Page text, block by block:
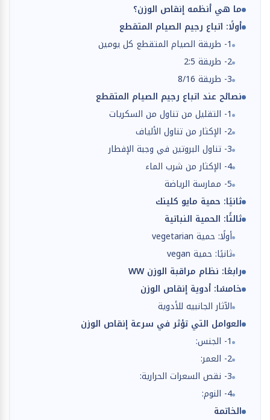
ما هي أنظمه إنقاص الوزن؟
أولًا: اتباع رجيم الصيام المتقطع
1- طريقة الصيام المتقطع كل يومين
2- طريقة 2:5
3- طريقة 8/16
نصائح عند اتباع رجيم الصيام المتقطع
1- التقليل من تناول من السكريات
2- الإكثار من تناول الألياف
3- تناول البروتين في وجبة الإفطار
4- الإكثار من شرب الماء
5- ممارسة الرياضة
ثانيًا: حمية مايو كلينك
ثالثًا: الحمية النباتية
أولًا: حمية vegetarian
ثانيًا: حمية vegan
رابعًا: نظام مراقبة الوزن WW
خامسًا: أدوية إنقاص الوزن
الآثار الجانبيه للأدوية
العوامل التي تؤثر في سرعة إنقاص الوزن
1- الجنس:
2- العمر:
3- نقص السعرات الحرارية:
4- النوم:
الخاتمة